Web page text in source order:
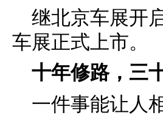
继北京车展开
车展正式上市。
十年修路，三
一件事能让人